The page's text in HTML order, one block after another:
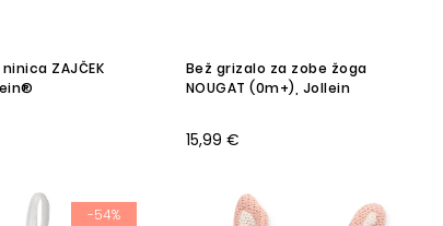
ZAJČEK
Bež grizalo za zobe žoga
NOUGAT (0m+), Jollein
15,99 €
-54%